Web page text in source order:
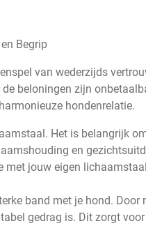
Begrip
van wederzijds
beloningen zijn
hondenrelatie.
Het is belangrijk
en
met jouw eigen
band met je hond. Door
gedrag is. Dit zorgt